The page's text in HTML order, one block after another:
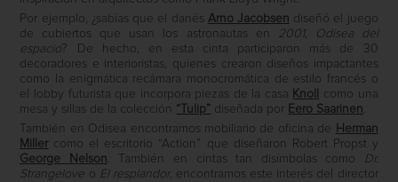
Por ejemplo, ¿sabías que el danés Arno Jacobsen diseñó el juego
de cubiertos que usan los astronautas en
2001, Odisea del
espacio ? De hecho, en esta cinta participaron más de 30
decoradores e interioristas, quienes crearon diseños impactantes
como la enigmática recámara monocromática de estilo francés o
el lobby futurista que incorpora piezas de la casa Knoll
como una
mesa y sillas de la colección “Tulip” diseñada por Eero Saarinen.
También en Odisea encontramos mobiliario de oficina de
Herman
Miller como el escritorio “Action” que diseñaron Robert Propst y
George Nelson. También en cintas tan disímbolas como Dr.
Strangelove o El resplandor, encontramos este interés del director